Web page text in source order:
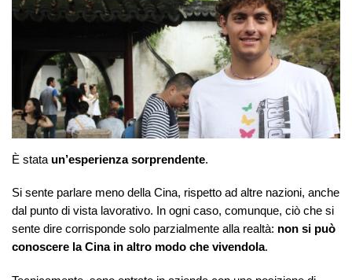
È stata un’esperienza sorprendente.
Si sente parlare meno della Cina, rispetto ad altre nazioni, anche
dal punto di vista lavorativo. In ogni caso, comunque, ciò che si
sente dire corrisponde solo parzialmente alla realtà: non si può
conoscere la Cina in altro modo che vivendola.